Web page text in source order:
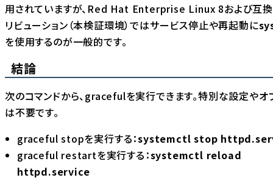
用されていますが、Red Hat Enterprise Linux 8および互換
リビューション（本検証環境）ではサービス停止や再起動に
を使用するのが一般的です。
結論
次のコマンドから、gracefulを実行できます。特別な設定やオ
は不要です。
graceful stopを実行する：systemctl stop
graceful restartを実行する：systemctl reload
httpd.service